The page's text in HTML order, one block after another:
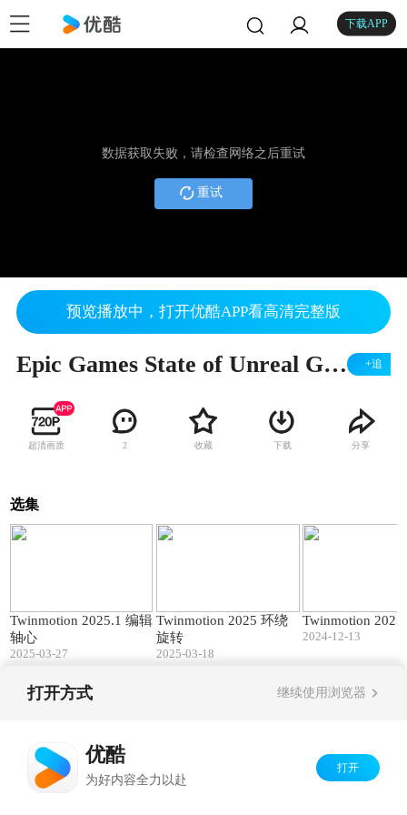
下载APP
数据获取失败，请检查网络之后重试
重试
预览播放中，打开优酷APP看高清完整版
Epic Games State of Unreal GDC 2016 +追
超清画质 2 收藏 下载 分享
选集
Twinmotion 2025.1 编辑
轴心
2025-03-27
Twinmotion 2025 环绕
旋转
2025-03-18
Twinmotion 2025
2024-12-13
打开方式 继续使用浏览器
优酷
为好内容全力以赴
打开